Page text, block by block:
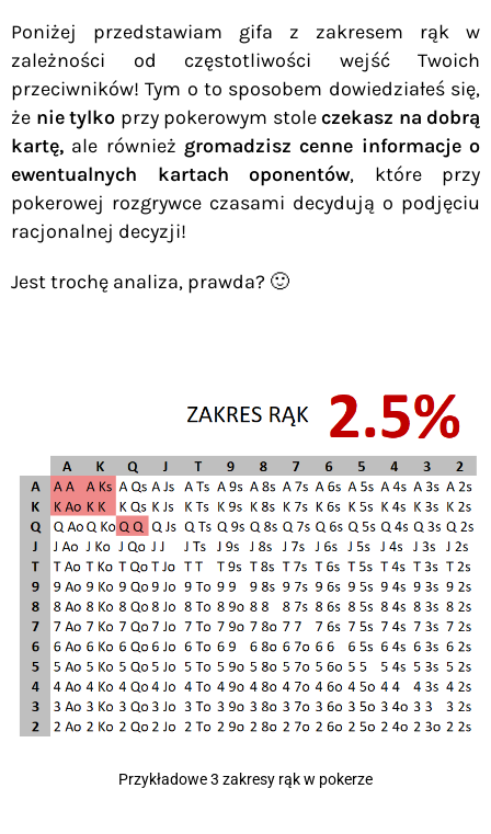
Poniżej przedstawiam gifa z zakresem rąk w
zależności od częstotliwości wejść Twoich
przeciwników! Tym o to sposobem dowiedziałeś się,
że nie tylko przy pokerowym stoleczekasz na dobrą
kartę, ale również gromadzisz cenne informacje o
ewentualnych kartach oponentów, które przy
pokerowej rozgrywce czasami decydują o podjęciu
racjonalnej decyzji!
Jest trochę analiza, prawda? 🙂
Przykładowe 3 zakresy rąk w pokerze